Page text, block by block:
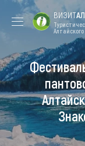
Форум VISIT
ALTAI
Туры
Где
ВИЗИТ
Алтайского